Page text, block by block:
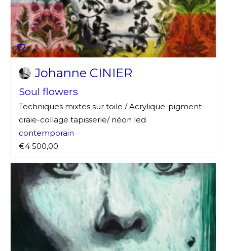
Johanne CINIER
Soul flowers
Techniques mixtes sur toile / Acrylique-pigment-
craie-collage tapisserie/ néon led
contemporain
€4 500,00